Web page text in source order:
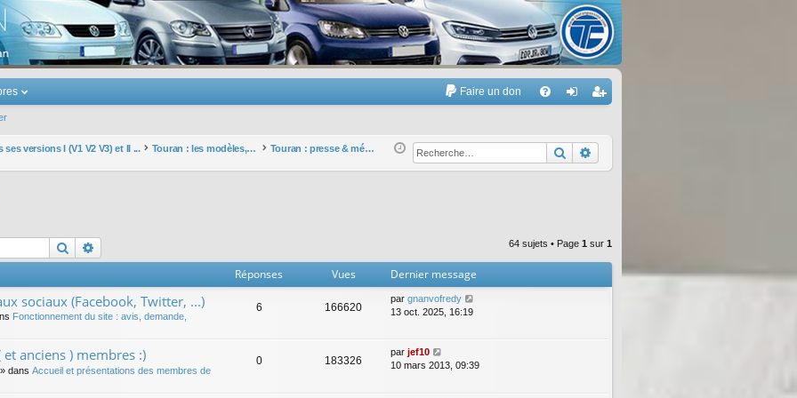
Touran
Faire un don
Q ne
xi
nr
eg
r
versions I (V1 V2 V3) et II ... Touran : les modèles, les prix, les achats, les options, ... Touran : presse & médias Rechercher
Rechercher 64 sujets • Page 1 sur 1
Réponses Vues Dernier message
sociaux (Facebook, Twitter, ...)
Fonctionnement du site : avis, demande,
6 166620
par gnanvofredy
13 oct. 2025, 16:19
anciens ) membres :)
» dans Accueil et présentations des membres de
0 183326
par jef10
10 mars 2013, 09:39